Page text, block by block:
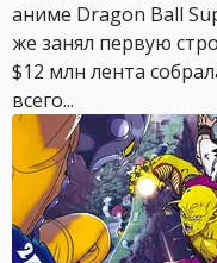
аниме Dragon Ball
же занял первую
$12 млн лента
всего...